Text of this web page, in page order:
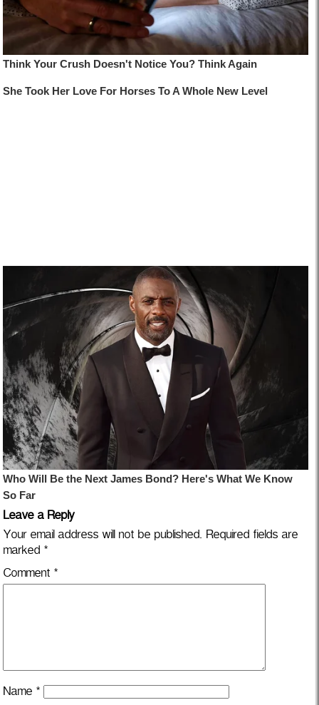
Leave a Reply
Your email address will not be published. Required fields are
marked *
Comment *
Name *